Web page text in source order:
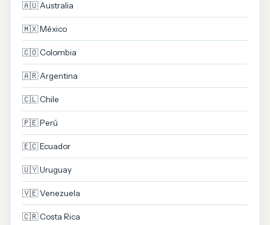
🇦🇺 Australia
🇲🇽 México
🇨🇴 Colombia
🇦🇷 Argentina
🇨🇱 Chile
🇵🇪 Perú
🇪🇨 Ecuador
🇺🇾 Uruguay
🇻🇪 Venezuela
🇨🇷 Costa Rica